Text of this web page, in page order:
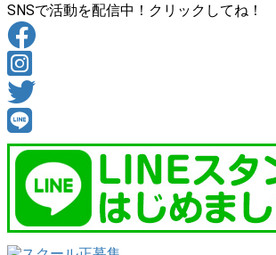
SNSで活動を配信中！クリックしてね！